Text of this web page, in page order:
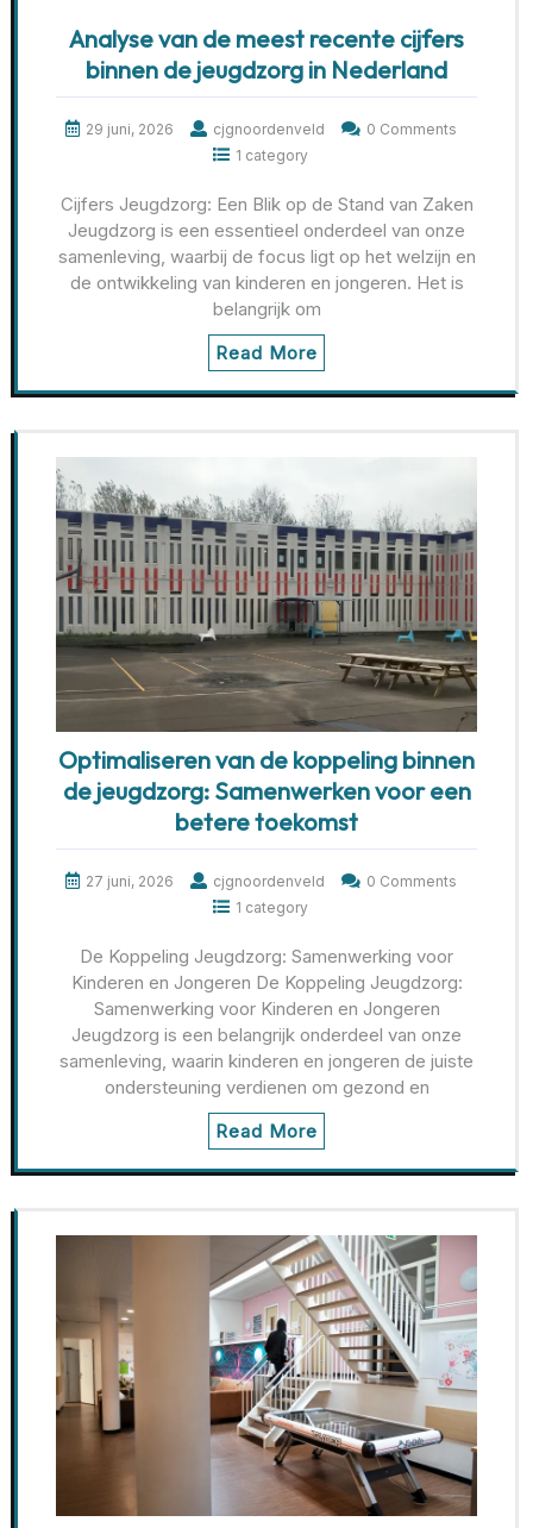
Analyse van de meest recente cijfers
binnen de jeugdzorg in Nederland
29 juni, 2026 cjgnoordenveld
0 Comments
1 category
Cijfers Jeugdzorg: Een Blik op de Stand van Zaken
Jeugdzorg is een essentieel onderdeel van onze
samenleving, waarbij de focus ligt op het welzijn en
de ontwikkeling van kinderen en jongeren. Het is
belangrijk om
Read More
Optimaliseren van de koppeling binnen
de jeugdzorg: Samenwerken voor een
betere toekomst
27 juni, 2026 cjgnoordenveld
0 Comments
1 category
De Koppeling Jeugdzorg: Samenwerking voor
Kinderen en Jongeren De Koppeling Jeugdzorg:
Samenwerking voor Kinderen en Jongeren
Jeugdzorg is een belangrijk onderdeel van onze
samenleving, waarin kinderen en jongeren de juiste
ondersteuning verdienen om gezond en
Read More